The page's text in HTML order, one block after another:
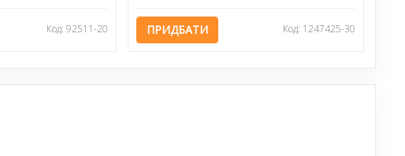
Код: 92511-20 ПРИДБАТИ Код: 1247425-30